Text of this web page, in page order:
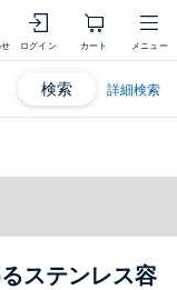
ログイン カート メニュー
検索 詳細検索
ステンレス容